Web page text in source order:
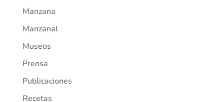
Manzana
Manzanal
Museos
Prensa
Publicaciones
Recetas